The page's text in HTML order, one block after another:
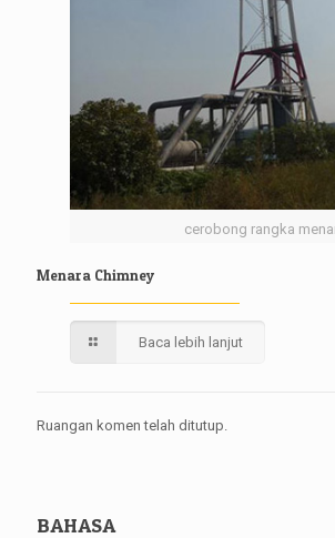
cerobong rangka
Menara Chimney
Baca lebih lanjut
Ruangan komen telah ditutup.
BAHASA